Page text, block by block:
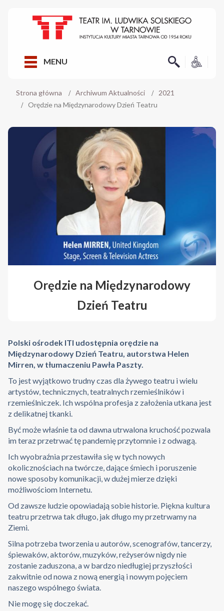
MENU
Strona główna Archiwum Aktualności
2021
Orędzie na Międzynarodowy Dzień Teatru
Orędzie na Międzynarodowy
Dzień Teatru
Polski ośrodek ITI udostępnia orędzie na
Międzynarodowy Dzień Teatru, autorstwa Helen
Mirren, w tłumaczeniu Pawła Paszty.
To jest wyjątkowo trudny czas dla żywego teatru i wielu
artystów, technicznych, teatralnych rzemieślników i
rzemieślniczek. Ich wspólna profesja z założenia utkana jest
z delikatnej tkanki.
Być może właśnie ta od dawna utrwalona kruchość pozwala
im teraz przetrwać tę pandemię przytomnie i z odwagą.
Ich wyobraźnia przestawiła się w tych nowych
okolicznościach na twórcze, dające śmiech i poruszenie
nowe sposoby komunikacji, w dużej mierze dzięki
możliwościom Internetu.
Od zawsze ludzie opowiadają sobie historie. Piękna kultura
teatru przetrwa tak długo, jak długo my przetrwamy na
Ziemi.
Silna potrzeba tworzenia u autorów, scenografów, tancerzy,
śpiewaków, aktorów, muzyków, reżyserów nigdy nie
zostanie zaduszona, a w bardzo niedługiej przyszłości
zakwitnie od nowa z nową energią i nowym pojęciem
naszego wspólnego świata.
Nie mogę się doczekać.